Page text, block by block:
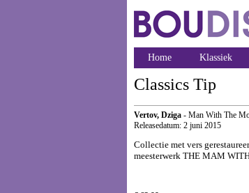
Home Klassiek
Classics Tip
Vertov, Dziga - Man With The
Releasedatum: 2 juni 2015
Collectie met vers
meesterwerk THE MAM